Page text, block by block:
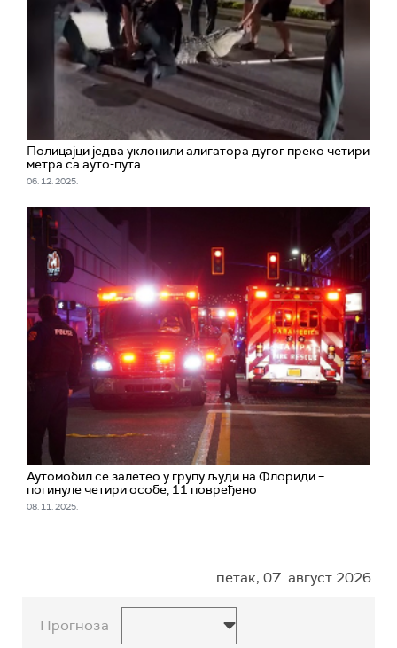
Полицајци једва уклонили алигатора дугог преко четири
метра са ауто-пута
06. 12. 2025.
Аутомобил се залетео у групу људи на Флориди –
погинуле четири особе, 11 повређено
08. 11. 2025.
петак, 07. август 2026.
Прогноза